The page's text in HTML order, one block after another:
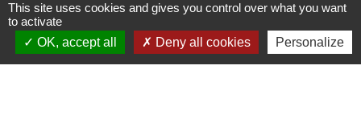
Signaler une erreur sur cette page
This site uses cookies and gives you control over what you want
to activate
OK, accept all
Deny all cookies Personalize